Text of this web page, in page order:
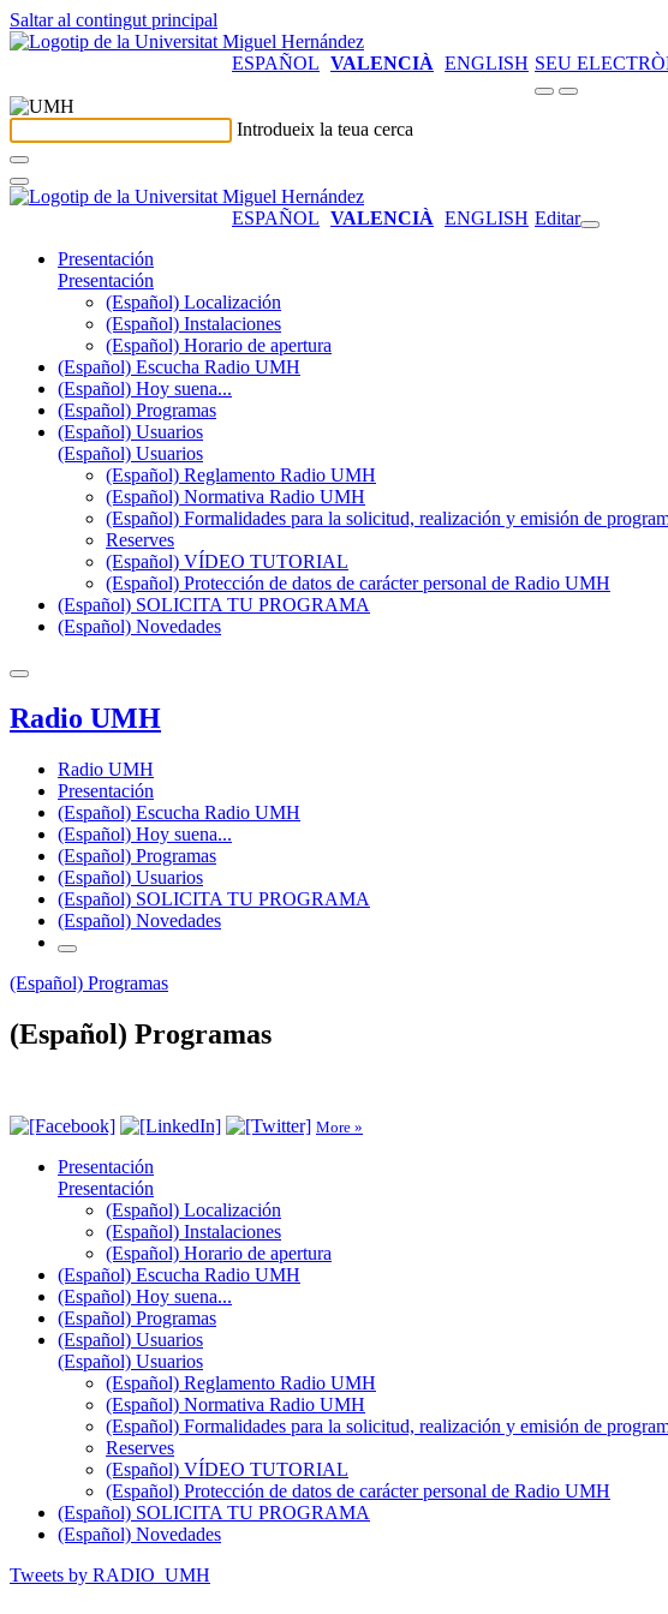
Saltar al contingut principal
ESPAÑOL VALENCIÀ ENGLISH SEU
Introdueix la teua cerca
ESPAÑOL VALENCIÀ ENGLISH Editar
Presentación
Presentación
(Español) Localización
(Español) Instalaciones
(Español) Horario de apertura
(Español) Escucha Radio UMH
(Español) Hoy suena...
(Español) Programas
(Español) Usuarios
(Español) Usuarios
(Español) Reglamento Radio UMH
(Español) Normativa Radio UMH
(Español) Formalidades para la solicitud, realización y emisión de
Reserves
(Español) VÍDEO TUTORIAL
(Español) Protección de datos de carácter personal de Radio UMH
(Español) SOLICITA TU PROGRAMA
(Español) Novedades
Radio UMH
Radio UMH
Presentación
(Español) Escucha Radio UMH
(Español) Hoy suena...
(Español) Programas
(Español) Usuarios
(Español) SOLICITA TU PROGRAMA
(Español) Novedades
(Español) Programas
(Español) Programas
More »
Presentación
Presentación
(Español) Localización
(Español) Instalaciones
(Español) Horario de apertura
(Español) Escucha Radio UMH
(Español) Hoy suena...
(Español) Programas
(Español) Usuarios
(Español) Usuarios
(Español) Reglamento Radio UMH
(Español) Normativa Radio UMH
(Español) Formalidades para la solicitud, realización y emisión de
Reserves
(Español) VÍDEO TUTORIAL
(Español) Protección de datos de carácter personal de Radio UMH
(Español) SOLICITA TU PROGRAMA
(Español) Novedades
Tweets by RADIO_UMH